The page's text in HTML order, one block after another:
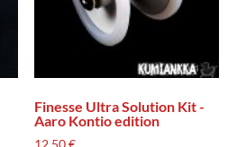
Finesse Ultra Solution Kit -
Aaro Kontio edition
12,50€